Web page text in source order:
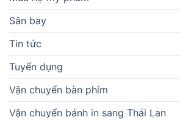
Sân bay
Tin tức
Tuyển dụng
Vận chuyển bàn phím
Vận chuyển bánh in sang Thái Lan